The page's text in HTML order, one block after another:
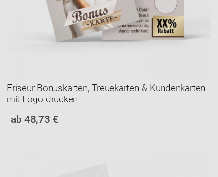
Friseur Bonuskarten, Treuekarten & Kundenkarten
mit Logo drucken
ab 48,73 €